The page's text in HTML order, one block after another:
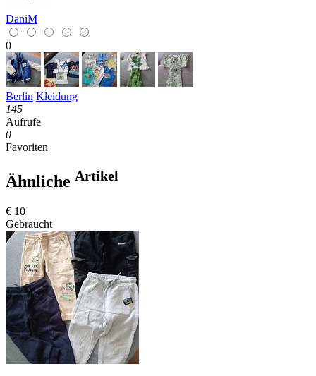
DaniM
0
Berlin Kleidung
145
Aufrufe
0
Favoriten
Ähnliche Artikel
€ 10
Gebraucht